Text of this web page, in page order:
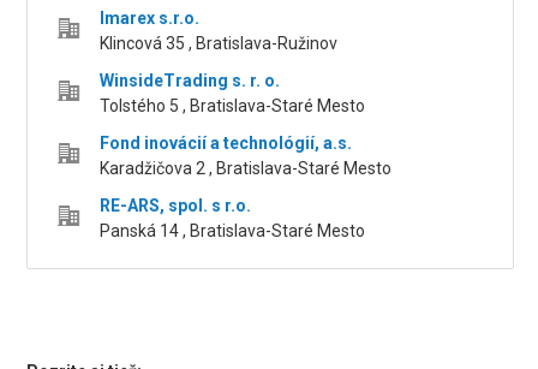
Imarex s.r.o.
Klincová 35 , Bratislava-Ružinov
WinsideTrading s. r. o.
Tolstého 5 , Bratislava-Staré Mesto
Fond inovácií a technológií, a.s.
Karadžičova 2 , Bratislava-Staré Mesto
RE-ARS, spol. s r.o.
Panská 14 , Bratislava-Staré Mesto